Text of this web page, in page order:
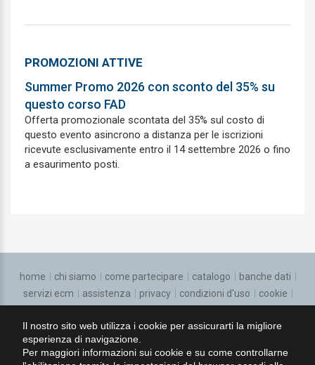
Il nostro sito web utilizza i cookie per assicurarti la migliore
esperienza di navigazione.
Per maggiori informazioni sui cookie e su come controllarne
Chirurgia plastica e ricostruttiva
Chirurgia toracica
Chirurgia vascolare
Continuita assistenziale
Cure Palliative
Endocrinologia
Farmacologia e tossicologia clinica
PROMOZIONI ATTIVE
Summer Promo 2026 con sconto del 35% su
questo corso FAD
Offerta promozionale scontata del 35% sul costo di
questo evento asincrono a distanza per le iscrizioni
ricevute esclusivamente entro il 14 settembre 2026 o fino
a esaurimento posti.
home chi siamo come partecipare catalogo
banche dati
servizi ecm
assistenza privacy condizioni d'uso
cookie
seguici su: